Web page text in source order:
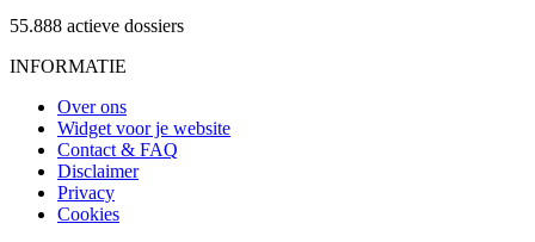
55.888 actieve dossiers
INFORMATIE
Over ons
Widget voor je website
Contact & FAQ
Disclaimer
Privacy
Cookies